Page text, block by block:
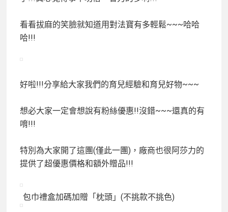
看看拔麻的笑臉就知道用對法寶有多輕鬆~~~哈哈
哈!!!
好啦!!!分享給大家我們的育兒經驗和育兒好物~~~
想必大家一定會想說有粉絲優惠!!沒錯~~~還真的有
唷!!!
特別為大家開了這團(僅此一團)，廠商也很阿莎力的
提供了超優惠價格和額外贈品!!!
包巾禮盒加碼加贈「枕頭」(不挑款不挑色)